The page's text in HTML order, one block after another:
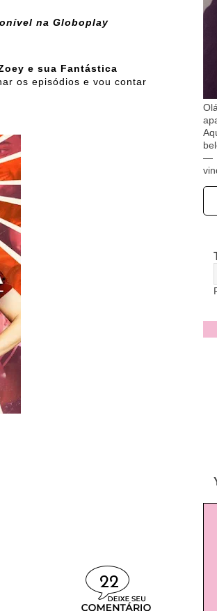
na Globoplay
e sua Fantástica
os episódios e vou contar
22
—